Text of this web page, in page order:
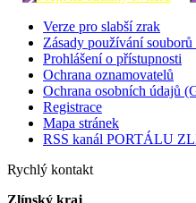
Verze pro slabší zrak
Zásady používání souborů
Prohlášení o přístupnosti
Ochrana oznamovatelů
Ochrana osobních údajů
Registrace
Mapa stránek
RSS kanál PORTÁLU
Rychlý kontakt
Zlínský kraj